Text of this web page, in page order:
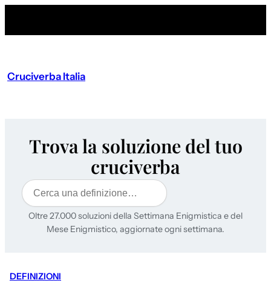
Cruciverba Italia
Trova la soluzione del tuo
cruciverba
Cerca
Oltre 27.000 soluzioni della Settimana Enigmistica e del
Mese Enigmistico, aggiornate ogni settimana.
DEFINIZIONI